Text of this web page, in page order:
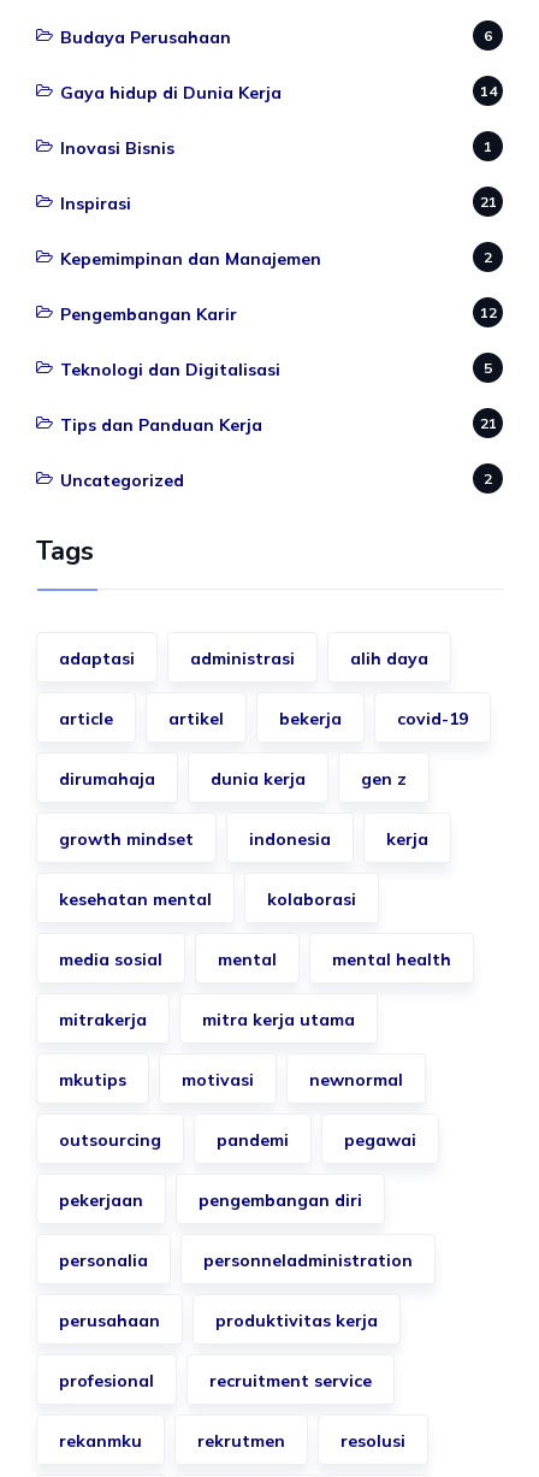
Budaya Perusahaan 6
Gaya hidup di Dunia Kerja 14
Inovasi Bisnis 1
Inspirasi 21
Kepemimpinan dan Manajemen 2
Pengembangan Karir 12
Teknologi dan Digitalisasi 5
Tips dan Panduan Kerja 21
Uncategorized 2
Tags
adaptasi administrasi alih daya
article artikel bekerja covid-19
dirumahaja dunia kerja gen z
growth mindset indonesia kerja
kesehatan mental kolaborasi
media sosial mental mental health
mitrakerja mitra kerja utama
mkutips motivasi newnormal
outsourcing pandemi pegawai
pekerjaan pengembangan diri
personalia personneladministration
perusahaan produktivitas kerja
profesional recruitment service
rekanmku rekrutmen resolusi